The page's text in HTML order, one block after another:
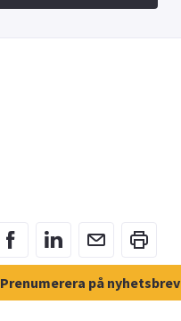
Prenumerera på nyhetsbrev